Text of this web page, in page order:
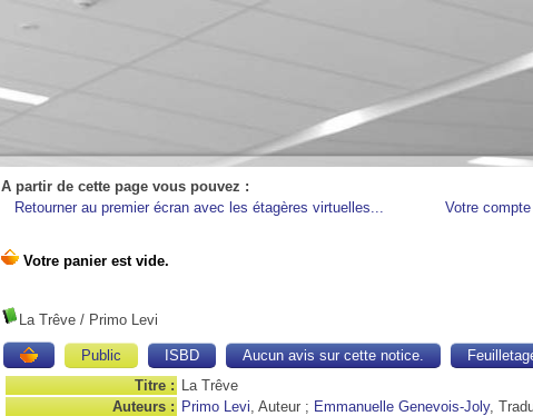
A partir de cette page vous pouvez :
Retourner au premier écran avec les étagères virtuelles...
Votre compte
La Trêve / Primo Levi
Public ISBD Aucun avis sur cette notice.
Titre : La Trêve
Auteurs : Primo Levi, Auteur ; Emmanuelle Genevois-Joly,